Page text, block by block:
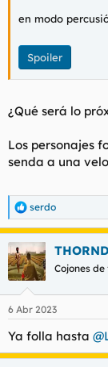
en modo
Spoiler
¿Qué será lo
Los personajes
senda a una
R
e
a
c
c
i
e
:
serdo
Cojones
6 Abr 2023
Ya folla hasta